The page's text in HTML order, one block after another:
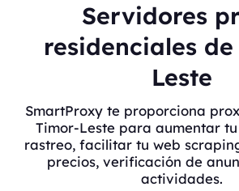
Servidores
residenciales
Leste
SmartProxy te proporciona
Timor-Leste para aumentar
rastreo, facilitar tu web
precios, verificación de
actividades.